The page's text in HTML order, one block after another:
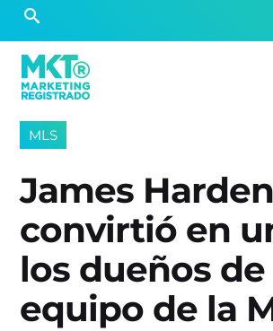
MLS
James
convirtió en
los dueños
equipo de la